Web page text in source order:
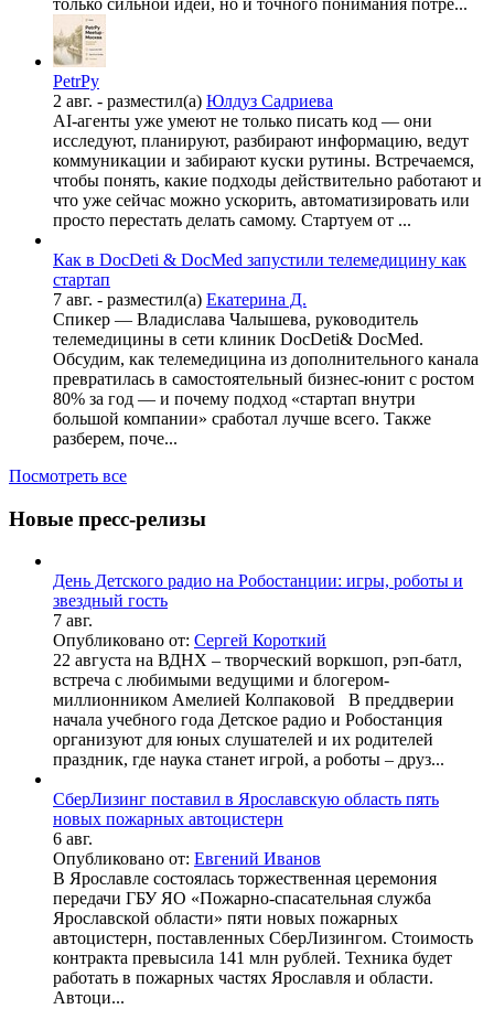
только сильной идеи, но и точного понимания потре...
PetrPy
2 авг. - разместил(а) Юлдуз Садриева
AI-агенты уже умеют не только писать код — они
исследуют, планируют, разбирают информацию, ведут
коммуникации и забирают куски рутины. Встречаемся,
чтобы понять, какие подходы действительно работают и
что уже сейчас можно ускорить, автоматизировать или
просто перестать делать самому. Стартуем от ...
Как в DocDeti & DocMed запустили телемедицину как
стартап
7 авг. - разместил(а) Екатерина Д.
Спикер — Владислава Чалышева, руководитель
телемедицины в сети клиник DocDeti& DocMed.
Обсудим, как телемедицина из дополнительного канала
превратилась в самостоятельный бизнес-юнит с ростом
80% за год — и почему подход «стартап внутри
большой компании» сработал лучше всего. Также
разберем, поче...
Посмотреть все
Новые пресс-релизы
День Детского радио на Робостанции: игры, роботы и
звездный гость
7 авг.
Опубликовано от: Сергей Короткий
22 августа на ВДНХ – творческий воркшоп, рэп‑батл,
встреча с любимыми ведущими и блогером-
миллионником Амелией Колпаковой В преддверии
начала учебного года Детское радио и Робостанция
организуют для юных слушателей и их родителей
праздник, где наука станет игрой, а роботы – друз...
СберЛизинг поставил в Ярославскую область пять
новых пожарных автоцистерн
6 авг.
Опубликовано от: Евгений Иванов
В Ярославле состоялась торжественная церемония
передачи ГБУ ЯО «Пожарно-спасательная служба
Ярославской области» пяти новых пожарных
автоцистерн, поставленных СберЛизингом. Стоимость
контракта превысила 141 млн рублей. Техника будет
работать в пожарных частях Ярославля и области.
Автоци...